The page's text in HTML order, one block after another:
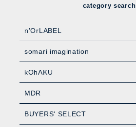
category search
n'OrLABEL
somari imagination
kOhAKU
MDR
BUYERS' SELECT